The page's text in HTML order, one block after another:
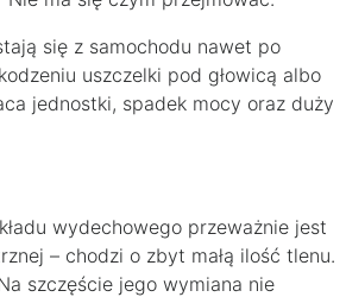
się z samochodu nawet po
uszczelki pod głowicą albo
jednostki, spadek mocy oraz duży
wydechowego przeważnie jest
– chodzi o zbyt małą ilość tlenu.
szczęście jego wymiana nie